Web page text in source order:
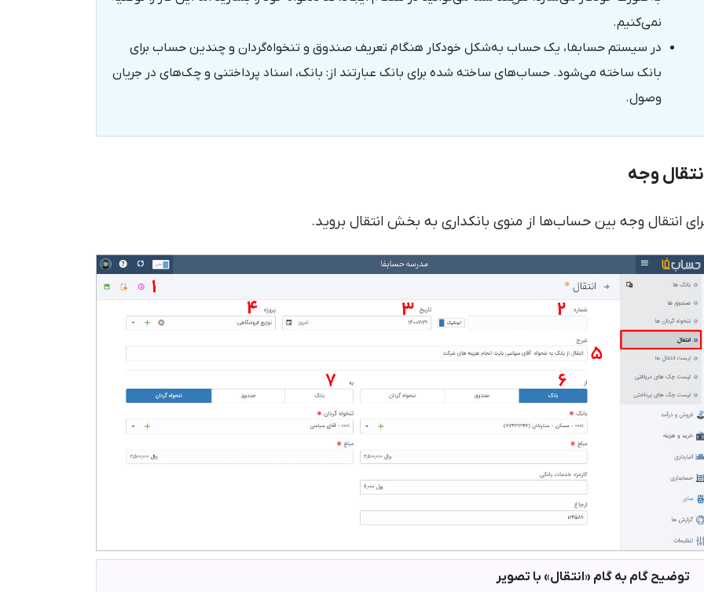
نمی‌کنیم.
در سیستم حسابفا، یک حساب به‌شکل خودکار هنگام تعریف صندوق و تنخواه‌گردان و چندین حساب برای
بانک ساخته می‌شود. حساب‌های ساخته شده برای بانک عبارتند از: بانک، اسناد پرداختنی و چک‌های در جریان
وصول.
وجه
انتقال وجه بین حساب‌ها از منوی بانکداری به بخش انتقال بروید.
توضیح گام به گام «انتقال» با تصویر